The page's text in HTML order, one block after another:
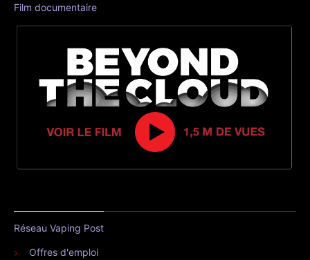
Film documentaire
Réseau Vaping Post
Offres d'emploi